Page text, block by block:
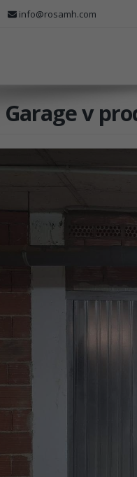
info@rosamh.com
Garage v